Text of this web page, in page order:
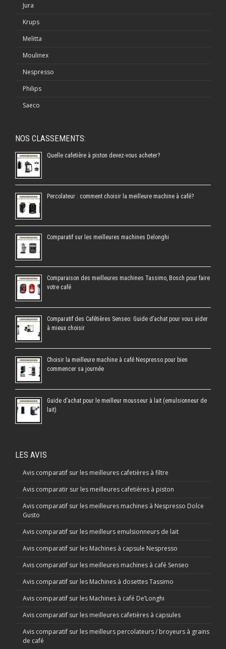
Jura
Krups
Melitta
Moulinex
Nespresso
Philips
Saeco
NOS CLASSEMENTS:
Quelle cafetière à piston devez-vous acheter?
Percolateur : comment choisir la meilleure machine à café?
Comparatif sur les meilleures machines Delonghi
Comparaison des meilleures machines Tassimo, Bosch pour faire
votre café
Comparatif des Cafétières Senseo: Guide d’achat pour vous aider
à mieux choisir
Choisir la meilleure machine à café Nespresso pour bien
commencer sa journée
Guide d’achat pour le meilleur mousseur à lait (emulsionneur de
lait)
LES AVIS
Avis comparatif sur les meilleures cafetières à filtre
Avis comparatir sur les meilleures cafetières à piston
Avis comparatif sur les meilleures machines à Nespresso Dolce
Gusto
Avis comparatif sur les meilleurs emulsionneurs de lait
Avis comparatif sur les Machines à capsule Nespresso
Avis comparatif sur les meilleures machines à café Senseo
Avis comparatif sur les Machines à dosettes Tassimo
Avis comparatif sur les Machines à café De’Longhi
Avis comparatif sur les meilleures cafetières à capsules
Avis comparatif sur les meilleurs percolateurs / broyeurs à grains
de café